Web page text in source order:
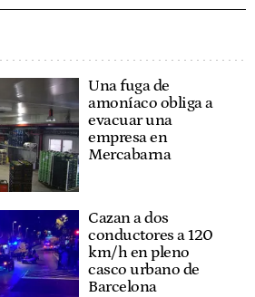
Una fuga de
amoníaco obliga a
evacuar una
empresa en
Mercabarna
Cazan a dos
conductores a 120
km/h en pleno
casco urbano de
Barcelona